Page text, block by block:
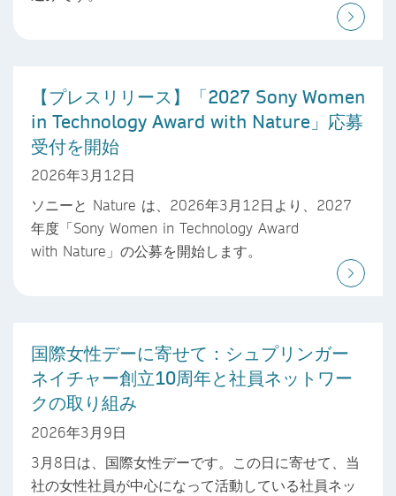
【プレスリリース】「2027 Sony Women
in Technology Award with Nature」応募
受付を開始
2026年3月12日
ソニーと Nature は、2026年3月12日より、2027
年度「Sony Women in Technology Award
with Nature」の公募を開始します。
国際女性デーに寄せて：シュプリンガー
ネイチャー創立10周年と社員ネットワー
クの取り組み
2026年3月9日
3月8日は、国際女性デーです。この日に寄せて、当
社の女性社員が中心になって活動している社員ネッ